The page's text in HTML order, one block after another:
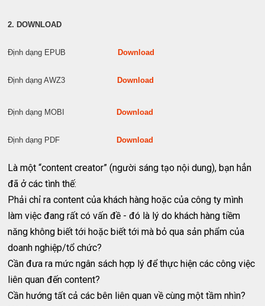
2. DOWNLOAD
Định dạng EPUB Download
Định dạng AWZ3 Download
Định dạng MOBI Download
Định dạng PDF Download
Là một “content creator” (người sáng tạo nội dung), bạn hẳn
đã ở các tình thế:
Phải chỉ ra content của khách hàng hoặc của công ty mình
làm việc đang rất có vấn đề - đó là lý do khách hàng tiềm
năng không biết tới hoặc biết tới mà bỏ qua sản phẩm của
doanh nghiệp/tổ chức?
Cần đưa ra mức ngân sách hợp lý để thực hiện các công việc
liên quan đến content?
Cần hướng tất cả các bên liên quan về cùng một tầm nhìn?